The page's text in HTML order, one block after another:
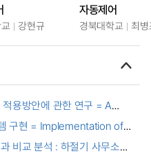
강현규
자동제어
경북대학교 최
용방안에 관한 연구 = A
구현 = Implementation of
비교 분석 : 하절기 사무소